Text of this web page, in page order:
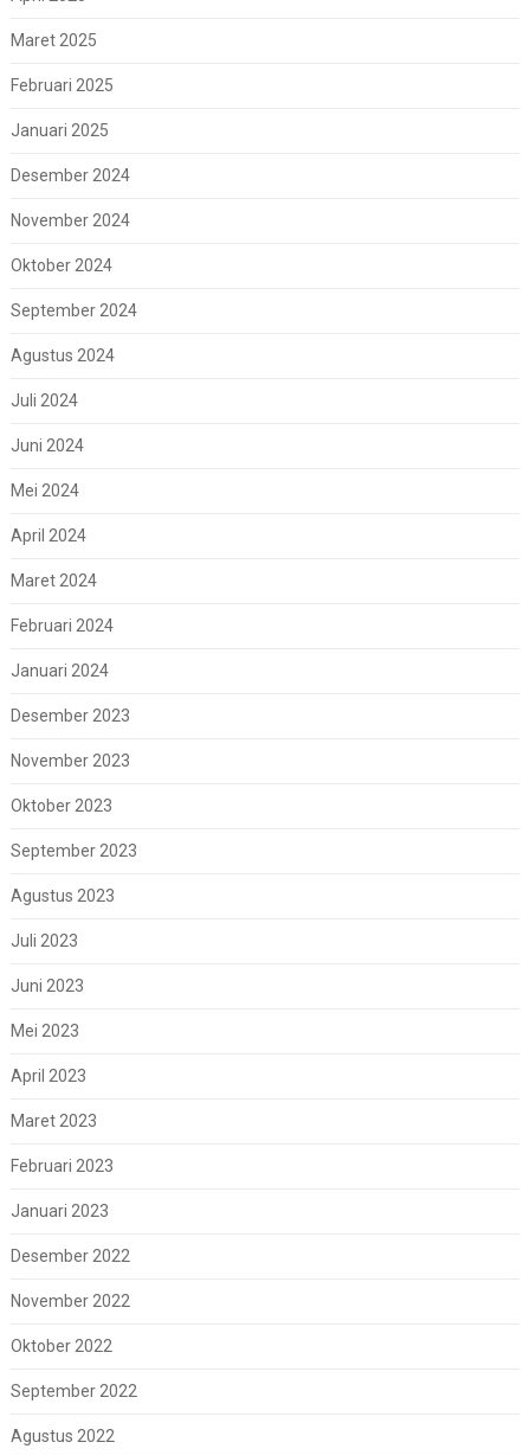
Maret 2025
Februari 2025
Januari 2025
Desember 2024
November 2024
Oktober 2024
September 2024
Agustus 2024
Juli 2024
Juni 2024
Mei 2024
April 2024
Maret 2024
Februari 2024
Januari 2024
Desember 2023
November 2023
Oktober 2023
September 2023
Agustus 2023
Juli 2023
Juni 2023
Mei 2023
April 2023
Maret 2023
Februari 2023
Januari 2023
Desember 2022
November 2022
Oktober 2022
September 2022
Agustus 2022